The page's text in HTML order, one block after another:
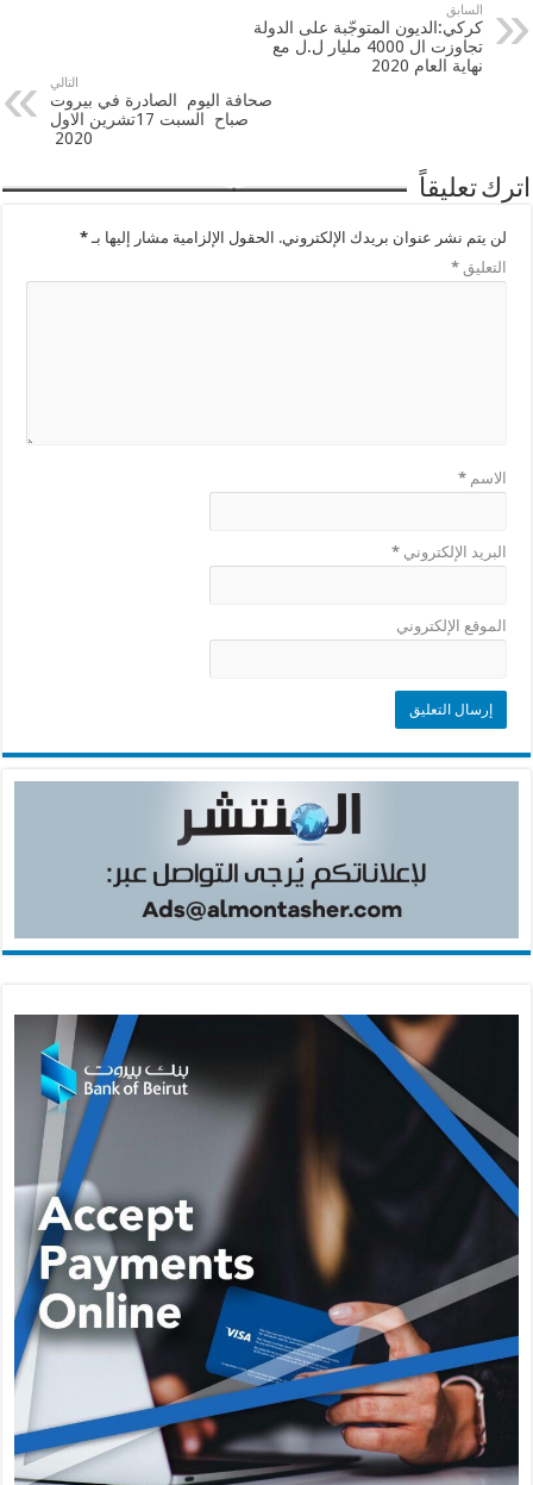
السابق
كركي:الديون المتوجّبة على الدولة
تجاوزت ال 4000 مليار ل.ل مع
نهاية العام 2020
التالي
صحافة اليوم الصادرة في بيروت
صباح السبت 17تشرين الاول
2020
اترك تعليقاً
لن يتم نشر عنوان بريدك الإلكتروني. الحقول الإلزامية مشار إليها بـ*
التعليق*
الاسم*
البريد الإلكتروني*
الموقع الإلكتروني